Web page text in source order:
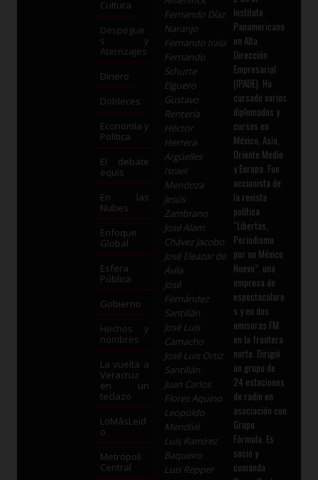
Cultura
Despegue
s y
Aterrizajes
Dinero
Dobleces
Economía y
Política
El debate
equis
En las
Nubes
Enfoque
Global
Esfera
Pública
Gobierno
Hechos y
nombres
La vuelta a
Veracruz
en un
teclazo
LoMásLeíd
o
Metrópoli
Central
Fernando Díaz
Naranjo
Fernando Irala
Fernando
Schutte
Elguero
Gustavo
Rentería
Héctor
Herrera
Argüelles
Israel
Mendoza
Jesús
Zambrano
José Alam
Chávez Jacobo
José Eleazar de
Ávila
José
Fernández
Santillán
José Luis
Camacho
José Luis Ortiz
Santillán
Juan Carlos
Flores Aquino
Leopoldo
Mendívil
Luis Ramírez
Baqueiro
Luis Repper
Instituto
Panamericano
en Alta
Dirección
Empresarial
(IPADE). Ha
cursado varios
diplomados y
cursos en
México, Asia,
Oriente Medio
y Europa. Fue
accionista de
la revista
política
“Libertas,
Periodismo
por un México
Nuevo”, una
empresa de
espectaculare
s y en dos
emisoras FM
en la frontera
norte. Dirigió
un grupo de
24 estaciones
de radio en
asociación con
Grupo
Fórmula. Es
socio y
comanda